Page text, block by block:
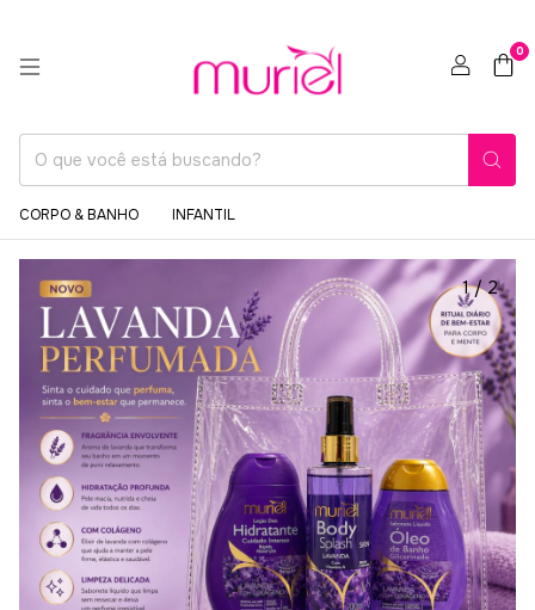
0
CORPO & BANHO INFANTIL
1/2